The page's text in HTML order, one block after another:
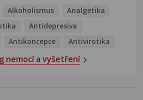
Alkoholismus
Analgetika
Antidepresiva
Antikoncepce Antivirotika
nemocí a vyšetření